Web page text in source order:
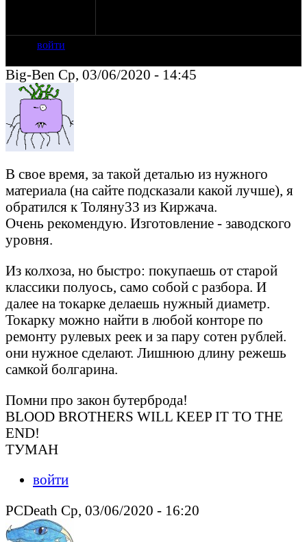
войти
Big-Ben Ср, 03/06/2020 - 14:45
В свое время, за такой деталью из нужного
материала (на сайте подсказали какой лучше), я
обратился к Толяну33 из Киржача.
Очень рекомендую. Изготовление - заводского
уровня.
Из колхоза, но быстро: покупаешь от старой
классики полуось, само собой с разбора. И
далее на токарке делаешь нужный диаметр.
Токарку можно найти в любой конторе по
ремонту рулевых реек и за пару сотен рублей.
они нужное сделают. Лишнюю длину режешь
самкой болгарина.
Помни про закон бутерброда!
BLOOD BROTHERS WILL KEEP IT TO THE
END!
ТУМАН
войти
PCDeath Ср, 03/06/2020 - 16:20